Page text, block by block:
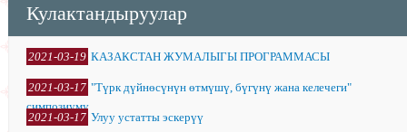
Кулактандыруулар
2021-03-19 КАЗАКСТАН ЖУМАЛЫГЫ ПРОГРАММАСЫ
2021-03-17 "Түрк дүйнөсүнүн өтмүшү, бүгүнү жана келечеги"
симпозиуму
2021-03-17 Улуу устатты эскерүү